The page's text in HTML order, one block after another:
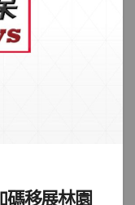
碼移展林園